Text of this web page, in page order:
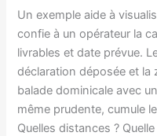
Un exemple aide à
confie à un opérateur la
livrables et date prévue.
déclaration déposée et la
balade dominicale avec
même prudente, cumule
Quelles distances ?